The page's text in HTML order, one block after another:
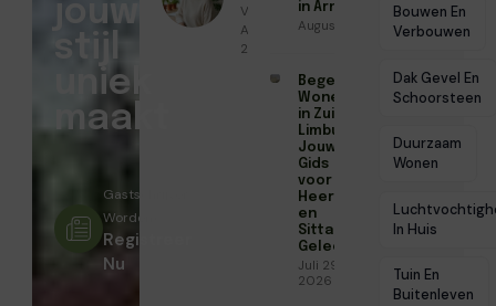
Vermeer ●
April 20,
2026
in Arnhem
Augustus 3, 2026
Begeleid
Wonen
in Zuid-
Limburg:
Jouw
Gids
voor
Heerlen
en
Sittard-
Geleen
Juli 29,
2026
Bouwen En
Verbouwen
Dak Gevel En
Schoorsteen
Duurzaam
Wonen
In Huis
Tuin En
Buitenleven
jouw
stijl
uniek
maakt
Gastschrijver
Worden?
Registreer
Nu